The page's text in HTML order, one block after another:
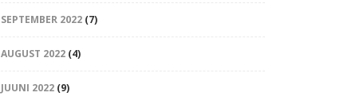
SEPTEMBER 2022(7)
AUGUST 2022(4)
JUUNI 2022(9)